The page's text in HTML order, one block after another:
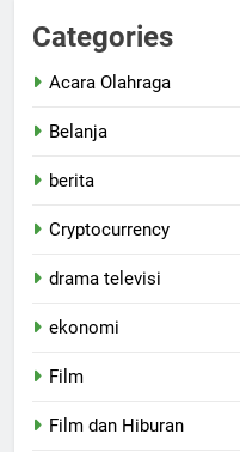
Categories
Acara Olahraga
Belanja
berita
Cryptocurrency
drama televisi
ekonomi
Film
Film dan Hiburan